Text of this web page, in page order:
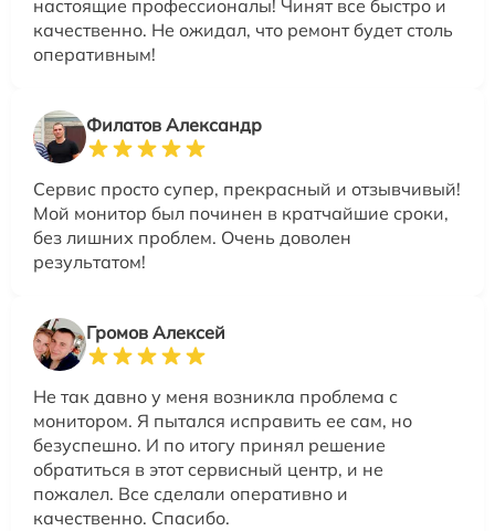
настоящие профессионалы! Чинят все быстро и
качественно. Не ожидал, что ремонт будет столь
оперативным!
Филатов Александр
Сервис просто супер, прекрасный и отзывчивый!
Мой монитор был починен в кратчайшие сроки,
без лишних проблем. Очень доволен
результатом!
Громов Алексей
Не так давно у меня возникла проблема с
монитором. Я пытался исправить ее сам, но
безуспешно. И по итогу принял решение
обратиться в этот сервисный центр, и не
пожалел. Все сделали оперативно и
качественно. Спасибо.